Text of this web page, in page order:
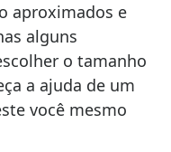
aproximados e
alguns
o tamanho
a ajuda de um
você mesmo